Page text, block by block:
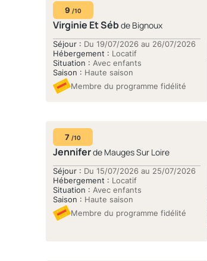
9 /10
Virginie Et Sébde Bignoux
Séjour : Du 19/07/2026 au 26/07/2026
Hébergement : Locatif
Situation : Avec enfants
Saison : Haute saison
Membre du programme fidélité
7 /10
Jenniferde Mauges Sur Loire
Séjour : Du 15/07/2026 au 25/07/2026
Hébergement : Locatif
Situation : Avec enfants
Saison : Haute saison
Membre du programme fidélité